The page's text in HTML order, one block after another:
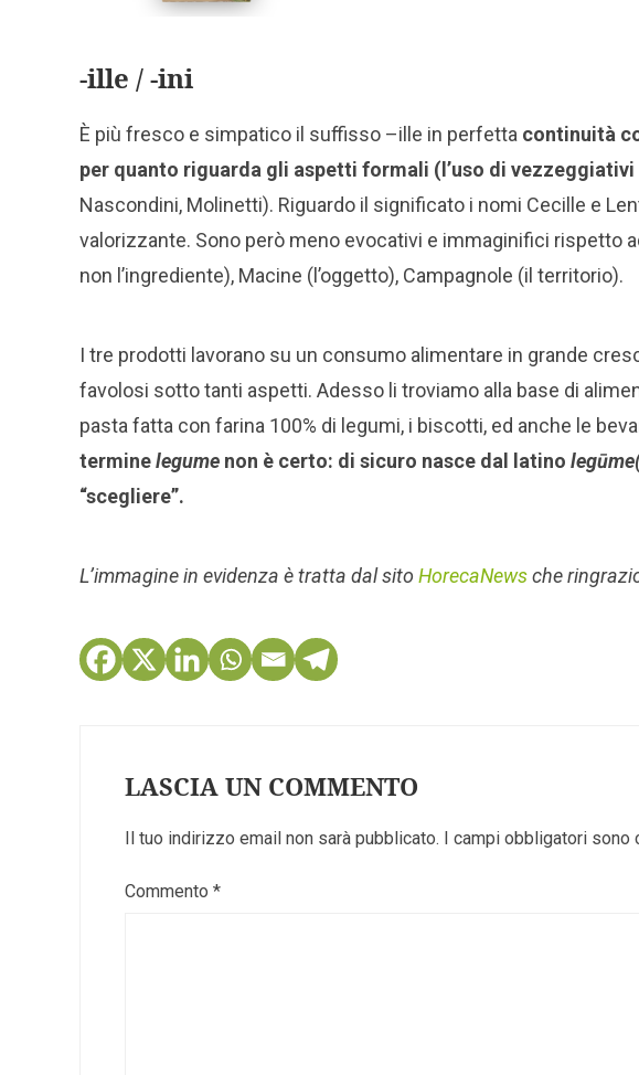
-ille / -ini
È più fresco e simpatico il suffisso –ille in perfetta continuità
per quanto riguarda gli aspetti formali (l’uso di
Nascondini, Molinetti). Riguardo il significato i nomi Cecille e
valorizzante. Sono però meno evocativi e immaginifici rispetto
non l’ingrediente), Macine (l’oggetto), Campagnole (il territorio).
I tre prodotti lavorano su un consumo alimentare in grande
favolosi sotto tanti aspetti. Adesso li troviamo alla base di
pasta fatta con farina 100% di legumi, i biscotti, ed anche le
terminelegume non è certo: di sicuro nasce dal latino
“scegliere”.
L’immagine in evidenza è tratta dal sito HorecaNewsche
LASCIA UN COMMENTO
Il tuo indirizzo email non sarà pubblicato. I campi obbligatori sono
Commento *